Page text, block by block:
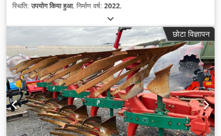
स्थिति:उपयोग किया हुआ, निर्माण वर्ष: 2022,
छोटा विज्ञापन